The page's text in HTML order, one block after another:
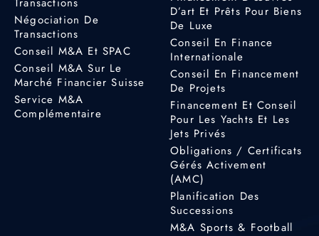
Négociation De
Transactions
Conseil M&A Et SPAC
Conseil M&A Sur Le
Marché Financier Suisse
Service M&A
Complémentaire
D’art Et Prêts Pour Biens
De Luxe
Conseil En Finance
Internationale
Conseil En Financement
De Projets
Financement Et Conseil
Pour Les Yachts Et Les
Jets Privés
Obligations / Certificats
Gérés Activement
(AMC)
Planification Des
Successions
M&A Sports & Football